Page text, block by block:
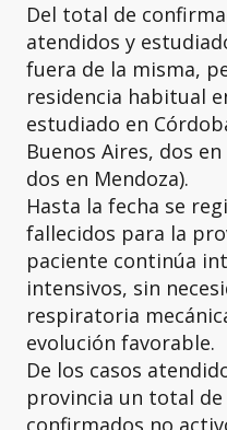
Del total de
atendidos y
fuera de la misma,
residencia habitual
estudiado en
Buenos Aires, dos
dos en Mendoza).
Hasta la fecha se
fallecidos para la
paciente continúa
intensivos, sin
respiratoria
evolución favorable.
De los casos
provincia un total de
confirmados no